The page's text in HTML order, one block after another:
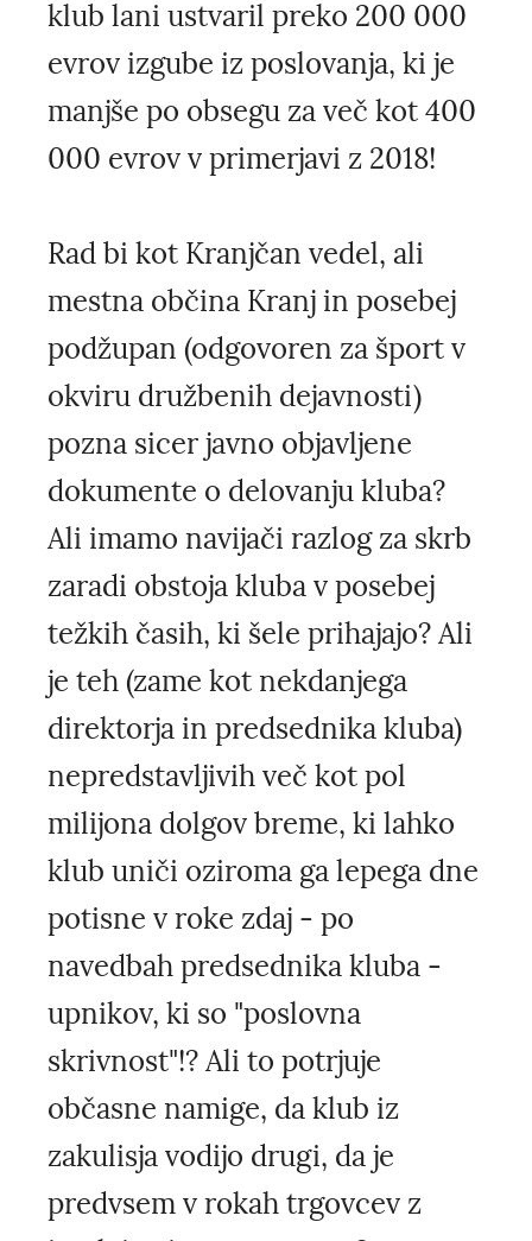
klub lani ustvaril preko 200 000
evrov izgube iz poslovanja, ki je
manjše po obsegu za več kot 400
000 evrov v primerjavi z 2018!
Rad bi kot Kranjčan vedel, ali
mestna občina Kranj in posebej
podžupan (odgovoren za šport v
okviru družbenih dejavnosti)
pozna sicer javno objavljene
dokumente o delovanju kluba?
Ali imamo navijači razlog za skrb
zaradi obstoja kluba v posebej
težkih časih, ki šele prihajajo? Ali
je teh (zame kot nekdanjega
direktorja in predsednika kluba)
nepredstavljivih več kot pol
milijona dolgov breme, ki lahko
klub uniči oziroma ga lepega dne
potisne v roke zdaj - po
navedbah predsednika kluba -
upnikov, ki so "poslovna
skrivnost"!? Ali to potrjuje
občasne namige, da klub iz
zakulisja vodijo drugi, da je
predvsem v rokah trgovcev z